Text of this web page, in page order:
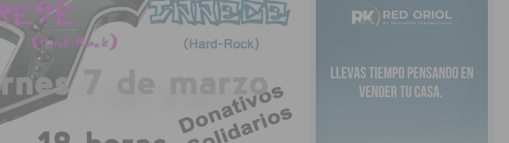
de las aceras del entorno del CEIP Pascual Andreu
2 de Catral dentro del Plan Edificant
en el robo de vehículos de alta gama mediante la
55 personas desempleadas a través de seis programas